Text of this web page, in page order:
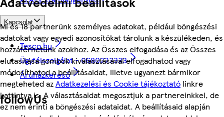
Mi és 18 partnerünk személyes adatokat, például böngészési
adatokat vagy egyedi azonosítókat tárolunk a készülékeden, és
hozzáférhetünk azokhoz. Az Összes elfogadása és az Összes
elutasítása gombok kiválasztásával elfogadhatod vagy
módosíthatod a beállításaidat, illetve ugyanezt bármikor
megteheted azAdatkezelési és Cookie tájékoztató linkre
kattintva is. A választásaidat megosztjuk a partnereinkkel, de
ez nem érinti a böngészési adataidat. A beállításaid alapján
Kapcsolat
Tesco.hu
Ügyfélszolgálat - 0680222333
Áruházkereső
followUs